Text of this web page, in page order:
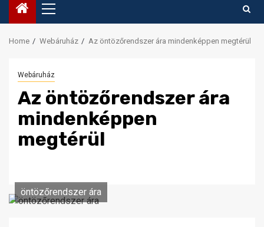
Primary
Menu
Home Webáruház Az öntözőrendszer ára mindenképpen megtérül
Webáruház
Az öntözőrendszer ára
mindenképpen
megtérül
öntözőrendszer ára